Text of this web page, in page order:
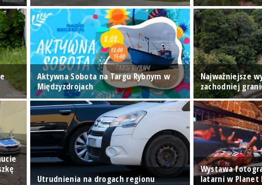
Aktywna Sobota na Targu Rybnym w
Międzyzdrojach
Najważniejsze
zachodniej
Utrudnienia na drogach regionu
Wystawa
latarni w Planet